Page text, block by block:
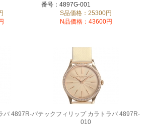
番号：4897G-001
S品価格：25300円
N品価格：43600円
バ 4897R-パテックフィリップ カラトラバ 4897R-
010